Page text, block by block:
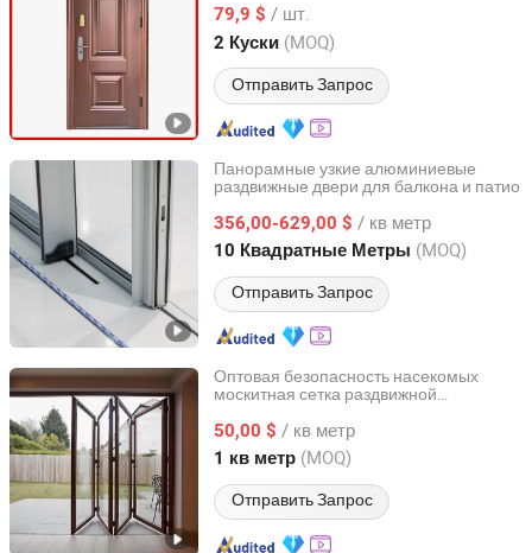
алюминиевая
безопасности, внутренняя
внешняя металлическая
современного дизайна из Гуандуна,
кованаядверь
79,9 $ / шт.
2 Куски (MOQ)
Отправить Запрос
Sichuan, China с 2025
Панорамные узкие алюминиевые
раздвижные двери для балкона и патио
356,00-629,00 $ / кв метр
10 Квадратные Метры (MOQ)
Отправить Запрос
ZYF International Commercial (Suzhou) Co., Ltd.
Jiangsu, China с 2025
Оптовая безопасность насекомых
москитная сетка раздвижной
стеклянных дверей в домах, квартирах,
виллах
50,00 $ / кв метр
1 кв метр (MOQ)
Отправить Запрос
Foshan Starveil Building Materials Technology Co., Ltd.
Guangdong, China с 2025